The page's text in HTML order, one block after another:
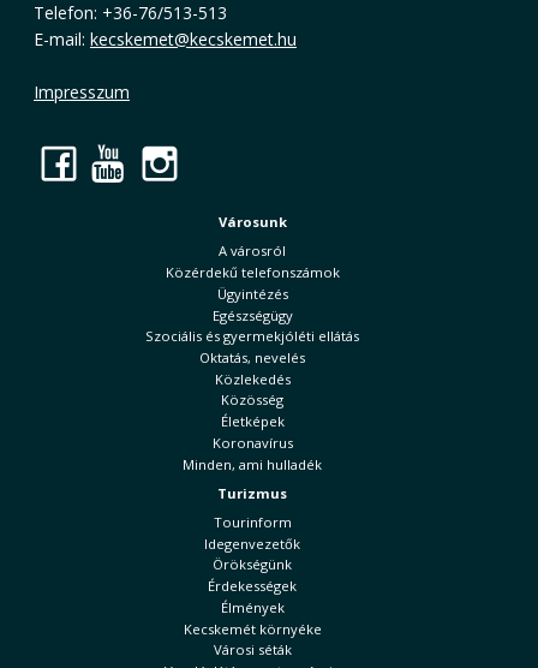
Telefon: +36-76/513-513
E-mail: kecskemet@kecskemet.hu
Impresszum
Facebook
YouTube
Városunk
A városról
Közérdekű telefonszámok
Ügyintézés
Egészségügy
Szociális és gyermekjóléti ellátás
Oktatás, nevelés
Közlekedés
Közösség
Életképek
Koronavírus
Minden, ami hulladék
Turizmus
Tourinform
Idegenvezetők
Örökségünk
Érdekességek
Élmények
Kecskemét környéke
Városi séták